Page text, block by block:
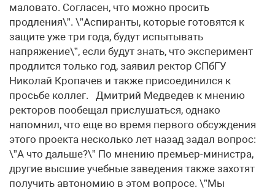
маловато. Согласен, что можно просить
продления\”. \”Аспиранты, которые готовятся к
защите уже три года, будут испытывать
напряжение\”, если будут знать, что эксперимент
продлится только год, заявил ректор СПбГУ
Николай Кропачев и также присоединился к
просьбе коллег. Дмитрий Медведев к мнению
ректоров пообещал прислушаться, однако
напомнил, что еще во время первого обсуждения
этого проекта несколько лет назад задал вопрос:
\”А что дальше?\” По мнению премьер-министра,
другие высшие учебные заведения также захотят
получить автономию в этом вопросе. \”Мы